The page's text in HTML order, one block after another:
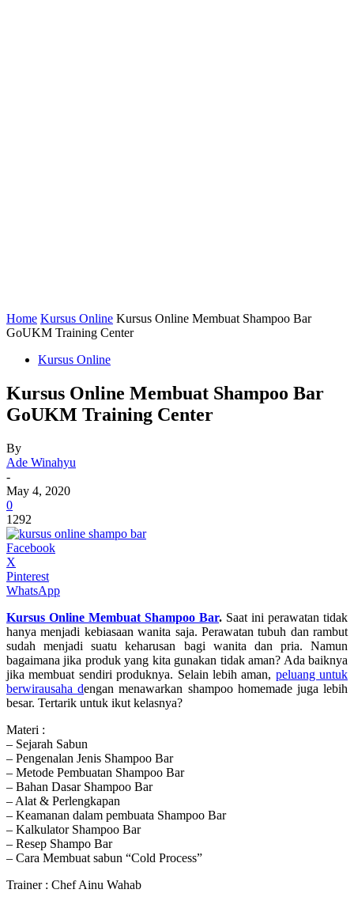
Home Kursus Online Kursus Online Membuat Shampoo Bar
GoUKM Training Center
Kursus Online
Kursus Online Membuat Shampoo Bar
GoUKM Training Center
By
Ade Winahyu
-
May 4, 2020
0
1292
Facebook
X
Pinterest
WhatsApp
Kursus Online Membuat Shampoo Bar. Saat ini perawatan tidak
hanya menjadi kebiasaan wanita saja. Perawatan tubuh dan rambut
sudah menjadi suatu keharusan bagi wanita dan pria. Namun
bagaimana jika produk yang kita gunakan tidak aman? Ada baiknya
jika membuat sendiri produknya. Selain lebih aman, peluang untuk
berwirausaha dengan menawarkan shampoo homemade juga lebih
besar. Tertarik untuk ikut kelasnya?
Materi :
– Sejarah Sabun
– Pengenalan Jenis Shampoo Bar
– Metode Pembuatan Shampoo Bar
– Bahan Dasar Shampoo Bar
– Alat & Perlengkapan
– Keamanan dalam pembuata Shampoo Bar
– Kalkulator Shampoo Bar
– Resep Shampo Bar
– Cara Membuat sabun “Cold Process”
Trainer : Chef Ainu Wahab